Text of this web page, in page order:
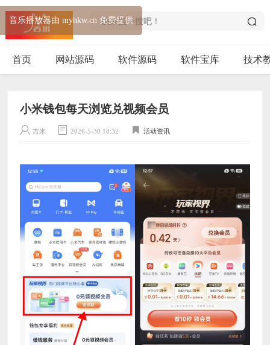
首页 网站源码 软件源码 软件宝库 技术
小米钱包每天浏览兑视频会员
吉米 2026-5-30 18:32 活动资讯
音乐播放器由 myhkw.cn 免费提供